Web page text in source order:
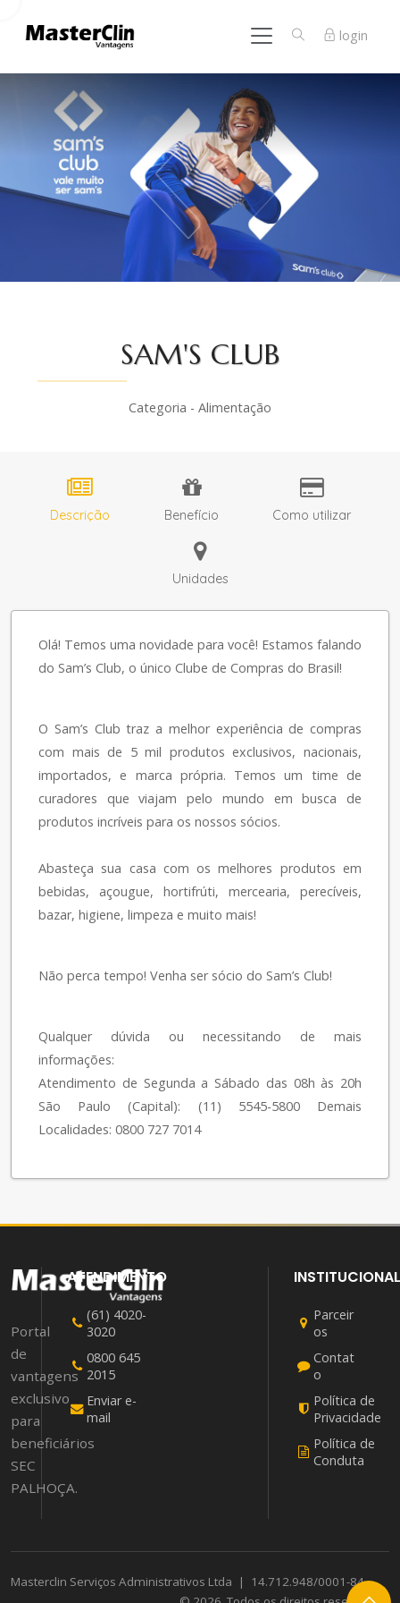
login
SAM'S CLUB
Categoria - Alimentação
Descrição Benefício Como utilizar
Unidades
Olá! Temos uma novidade para você! Estamos falando
do Sam’s Club, o único Clube de Compras do Brasil!
O Sam’s Club traz a melhor experiência de compras
com mais de 5 mil produtos exclusivos, nacionais,
importados, e marca própria. Temos um time de
curadores que viajam pelo mundo em busca de
produtos incríveis para os nossos sócios.
Abasteça sua casa com os melhores produtos em
bebidas, açougue, hortifrúti, mercearia, perecíveis,
bazar, higiene, limpeza e muito mais!
Não perca tempo! Venha ser sócio do Sam’s Club!
Qualquer dúvida ou necessitando de mais
informações:
Atendimento de Segunda a Sábado das 08h às 20h
São Paulo (Capital): (11) 5545-5800 Demais
Localidades: 0800 727 7014
Portal
de
vantagens
exclusivo
para
beneficiários
SEC
PALHOÇA.
ATENDIMENTO
(61) 4020-
3020
0800 645
2015
Enviar e-
mail
INSTITUCIONAL
Parceir
os
Contat
o
Política de
Privacidade
Política de
Conduta
Masterclin Serviços Administrativos Ltda |
14.712.948/0001-84